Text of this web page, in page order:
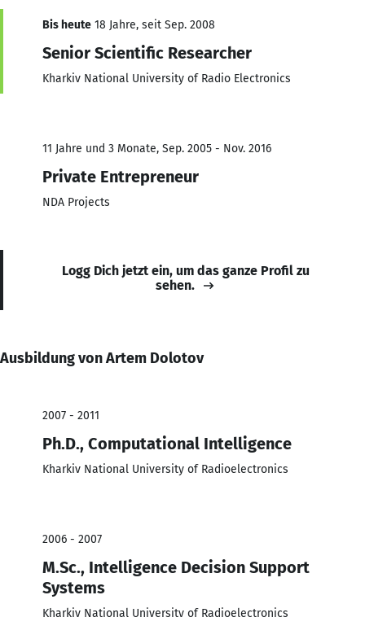
Bis heute 18 Jahre, seit Sep. 2008
Senior Scientific Researcher
Kharkiv National University of Radio Electronics
11 Jahre und 3 Monate, Sep. 2005 - Nov. 2016
Private Entrepreneur
NDA Projects
Logg Dich jetzt ein, um das ganze Profil zu
sehen.
Ausbildung von Artem Dolotov
2007 - 2011
Ph.D., Computational Intelligence
Kharkiv National University of Radioelectronics
2006 - 2007
M.Sc., Intelligence Decision Support
Systems
Kharkiv National University of Radioelectronics